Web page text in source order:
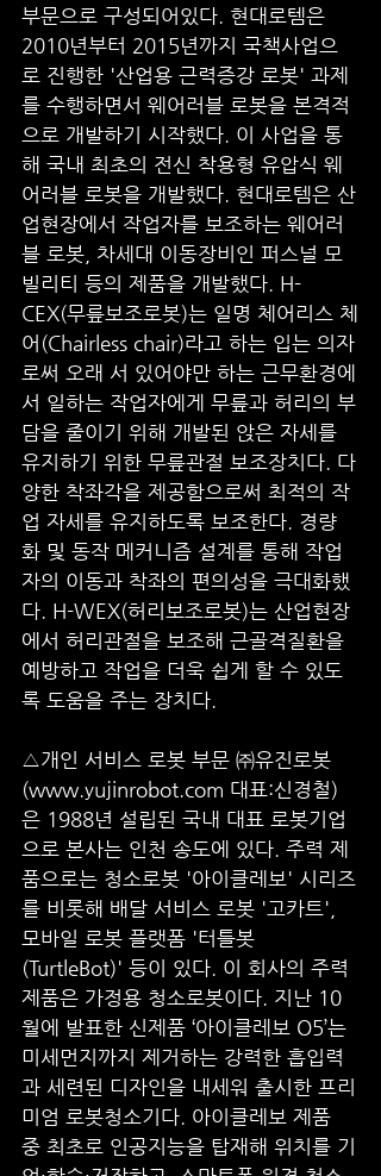
부문으로 구성되어있다. 현대로템은
2010년부터 2015년까지 국책사업으
로 진행한 '산업용 근력증강 로봇' 과제
를 수행하면서 웨어러블 로봇을 본격적
으로 개발하기 시작했다. 이 사업을 통
해 국내 최초의 전신 착용형 유압식 웨
어러블 로봇을 개발했다. 현대로템은 산
업현장에서 작업자를 보조하는 웨어러
블 로봇, 차세대 이동장비인 퍼스널 모
빌리티 등의 제품을 개발했다. H-
CEX(무릎보조로봇)는 일명 체어리스 체
어(Chairless chair)라고 하는 입는 의자
로써 오래 서 있어야만 하는 근무환경에
서 일하는 작업자에게 무릎과 허리의 부
담을 줄이기 위해 개발된 앉은 자세를
유지하기 위한 무릎관절 보조장치다. 다
양한 착좌각을 제공함으로써 최적의 작
업 자세를 유지하도록 보조한다. 경량
화 및 동작 메커니즘 설계를 통해 작업
자의 이동과 착좌의 편의성을 극대화했
다. H-WEX(허리보조로봇)는 산업현장
에서 허리관절을 보조해 근골격질환을
예방하고 작업을 더욱 쉽게 할 수 있도
록 도움을 주는 장치다.
△개인 서비스 로봇 부문 ㈜유진로봇
(www.yujinrobot.com 대표:신경철)
은 1988년 설립된 국내 대표 로봇기업
으로 본사는 인천 송도에 있다. 주력 제
품으로는 청소로봇 '아이클레보' 시리즈
를 비롯해 배달 서비스 로봇 '고카트',
모바일 로봇 플랫폼 '터틀봇
(TurtleBot)' 등이 있다. 이 회사의 주력
제품은 가정용 청소로봇이다. 지난 10
월에 발표한 신제품 ‘아이클레보 O5’는
미세먼지까지 제거하는 강력한 흡입력
과 세련된 디자인을 내세워 출시한 프리
미엄 로봇청소기다. 아이클레보 제품
중 최초로 인공지능을 탑재해 위치를 기